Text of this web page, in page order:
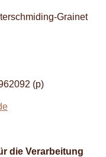
Grainet
(p)
die Verarbeitung